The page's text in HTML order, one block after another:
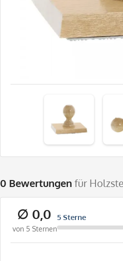
0 Bewertungen für
∅ 0,0
von 5 Sternen
5 Sterne